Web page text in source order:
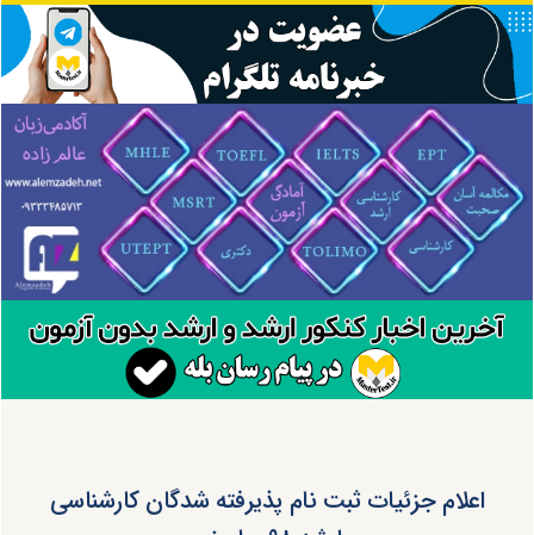
اعلام جزئیات ثبت نام پذیرفته شدگان کارشناسی